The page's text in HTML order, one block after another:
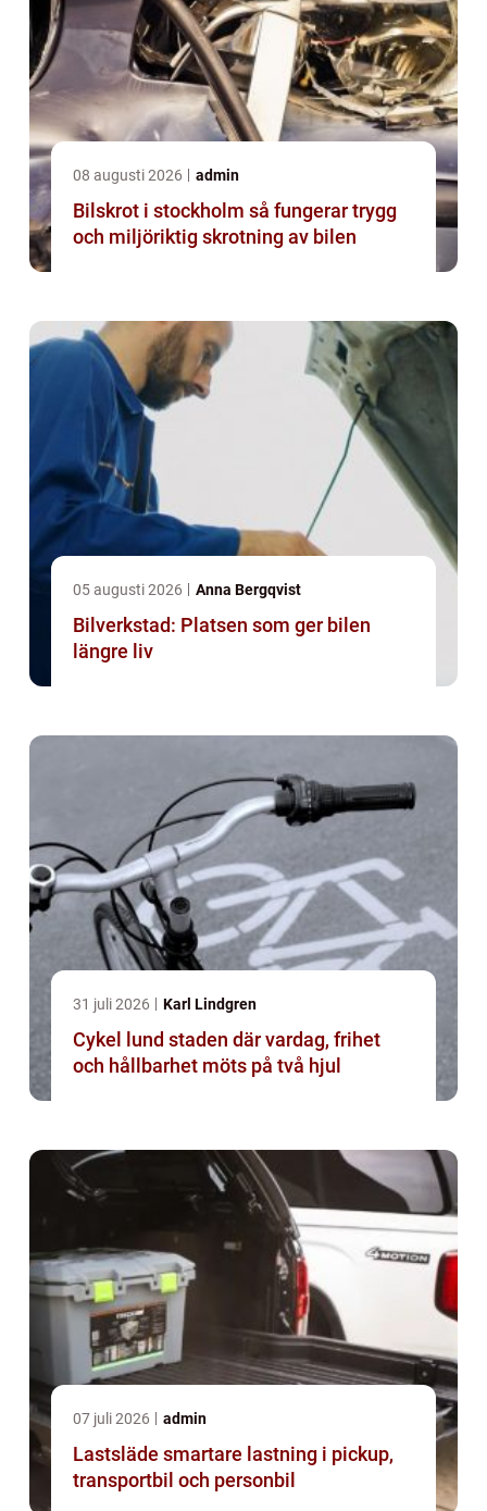
08 augusti 2026 admin
Bilskrot i stockholm så fungerar trygg
och miljöriktig skrotning av bilen
05 augusti 2026 Anna Bergqvist
Bilverkstad: Platsen som ger bilen
längre liv
31 juli 2026 Karl Lindgren
Cykel lund staden där vardag, frihet
och hållbarhet möts på två hjul
07 juli 2026 admin
Lastsläde smartare lastning i pickup,
transportbil och personbil